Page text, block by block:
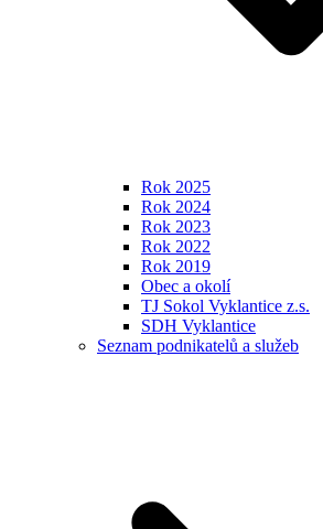
Rok 2025
Rok 2024
Rok 2023
Rok 2022
Rok 2019
Obec a okolí
TJ Sokol Vyklantice z.s.
SDH Vyklantice
Seznam podnikatelů a služeb